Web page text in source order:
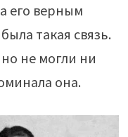
его верным
такая связь.
не могли ни
она.